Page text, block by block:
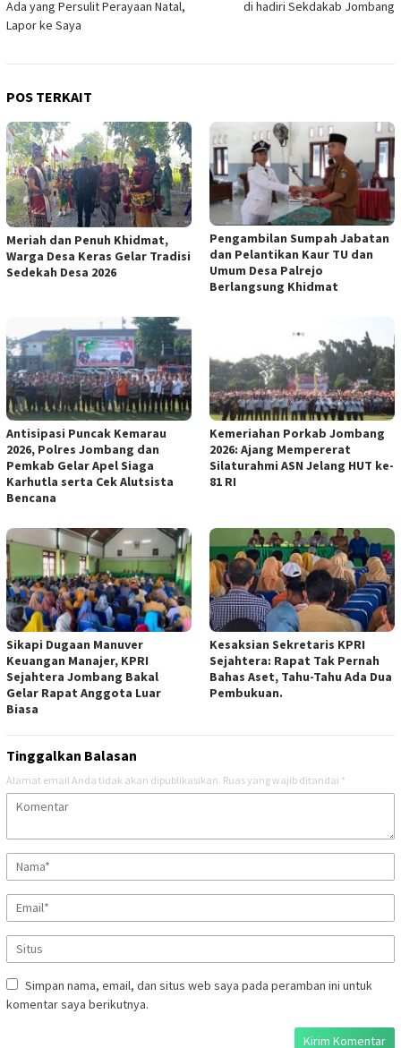
Ada yang Persulit Perayaan Natal,
Lapor ke Saya
di hadiri Sekdakab Jombang
POS TERKAIT
Meriah dan Penuh Khidmat,
Warga Desa Keras Gelar Tradisi
Sedekah Desa 2026
Pengambilan Sumpah Jabatan
dan Pelantikan Kaur TU dan
Umum Desa Palrejo
Berlangsung Khidmat
Antisipasi Puncak Kemarau
2026, Polres Jombang dan
Pemkab Gelar Apel Siaga
Karhutla serta Cek Alutsista
Bencana
Kemeriahan Porkab Jombang
2026: Ajang Mempererat
Silaturahmi ASN Jelang HUT ke-
81 RI
Sikapi Dugaan Manuver
Keuangan Manajer, KPRI
Sejahtera Jombang Bakal
Gelar Rapat Anggota Luar
Biasa
Kesaksian Sekretaris KPRI
Sejahtera: Rapat Tak Pernah
Bahas Aset, Tahu-Tahu Ada Dua
Pembukuan.
Tinggalkan Balasan
Alamat email Anda tidak akan dipublikasikan. Ruas yang wajib ditandai *
Simpan nama, email, dan situs web saya pada peramban ini untuk
komentar saya berikutnya.